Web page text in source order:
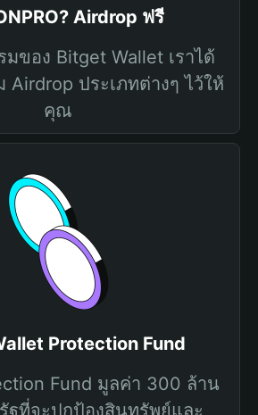
Airdrop ฟรี
ของ Bitget Wallet เราได้
Airdrop ประเภทต่างๆ ไว้ให้
คุณ
Protection Fund
Fund มูลค่า 300 ล้าน
ฐที่จะปกป้องสินทรัพย์และ